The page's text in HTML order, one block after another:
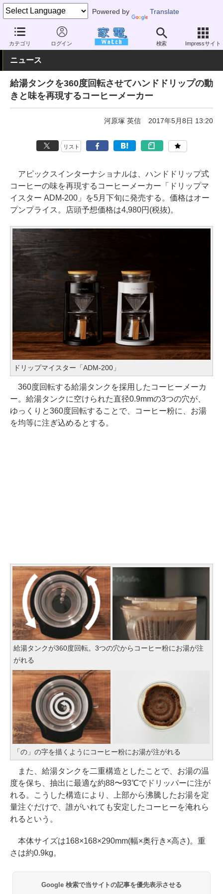
Powered by Translate
カテゴリ ログイン 検索 Impressサイト
家電 Watch 生活家電 キッチン家電 コーヒーメーカー
ニュース
給湯タンクを360度回転させてハンドドリップの動
きと味を再現するコーヒーメーカー
河原塚 英信 2017年5月8日 13:20
リスト
アピックスインターナショナルは、ハンドドリップ式
コーヒーの味を再現するコーヒーメーカー「ドリップマ
イスター ADM-200」を5月下旬に発売する。価格はオー
プンプライス。店頭予想価格は4,980円(税抜)。
ドリップマイスター「ADM-200」
360度回転する給湯タンクを採用したコーヒーメーカ
ー。給湯タンクに空けられた直径0.9mmの3つの穴が、
ゆっくりと360度回転することで、コーヒー粉に、お湯
を均等に注ぎ込めるとする。
給湯タンクが360度回転。3つの穴からコーヒー粉にお湯が注
がれる
「の」の字を描くようにコーヒー粉にお湯が注がれる
また、給湯タンクを二重構造としたことで、お湯の温
度を保ち、抽出に最適な約88〜93℃でドリッパーに注が
れる。こうした構造により、上部から沸騰したお湯を定
量注ぐだけで、誰がいれても安定したコーヒーを淹れら
れるという。
本体サイズは168×168×290mm(幅×奥行き×高さ)。重
さは約0.9kg。
Google 検索で当サイトの記事を優先表示させる